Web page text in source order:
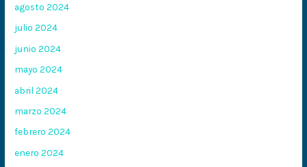
agosto 2024
julio 2024
junio 2024
mayo 2024
abril 2024
marzo 2024
febrero 2024
enero 2024